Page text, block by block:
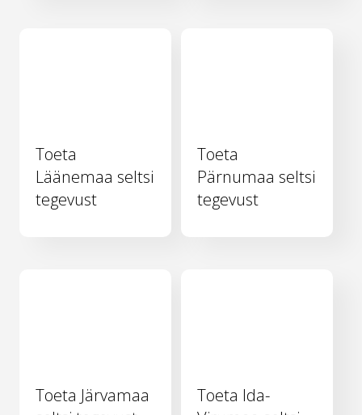
Toeta
Läänemaa seltsi
tegevust
Toeta
Pärnumaa seltsi
tegevust
Toeta Järvamaa
Toeta Ida-